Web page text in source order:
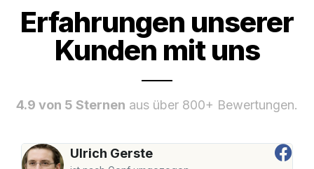
Erfahrungen unserer
Kunden mit uns
4.9 von 5 Sternen aus über 800+ Bewertungen.
Ulrich Gerste